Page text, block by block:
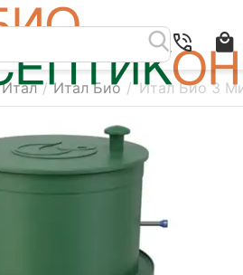
Итал / Итал Био / Итал Био 3